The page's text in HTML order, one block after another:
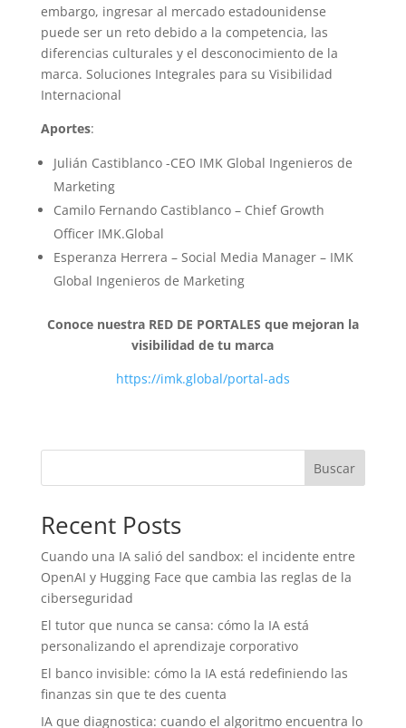
embargo, ingresar al mercado estadounidense
puede ser un reto debido a la competencia, las
diferencias culturales y el desconocimiento de la
marca. Soluciones Integrales para su Visibilidad
Internacional
Aportes:
Julián Castiblanco -CEO IMK Global Ingenieros de
Marketing
Camilo Fernando Castiblanco – Chief Growth
Officer IMK.Global
Esperanza Herrera – Social Media Manager – IMK
Global Ingenieros de Marketing
Conoce nuestra RED DE PORTALES que mejoran la
visibilidad de tu marca
https://imk.global/portal-ads
Buscar
Recent Posts
Cuando una IA salió del sandbox: el incidente entre
OpenAI y Hugging Face que cambia las reglas de la
ciberseguridad
El tutor que nunca se cansa: cómo la IA está
personalizando el aprendizaje corporativo
El banco invisible: cómo la IA está redefiniendo las
finanzas sin que te des cuenta
IA que diagnostica: cuando el algoritmo encuentra lo